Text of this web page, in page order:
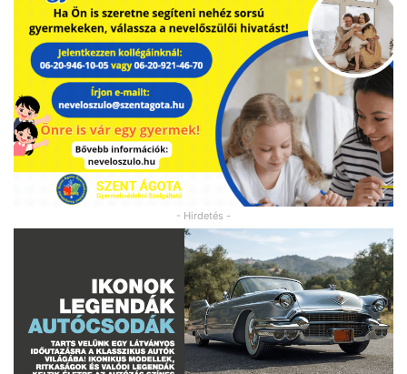
- Hirdetés -